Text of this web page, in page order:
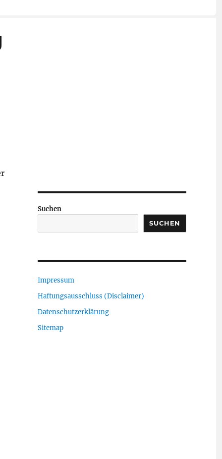
Suchen
SUCHEN
Impressum
Haftungsausschluss (Disclaimer)
Datenschutzerklärung
Sitemap